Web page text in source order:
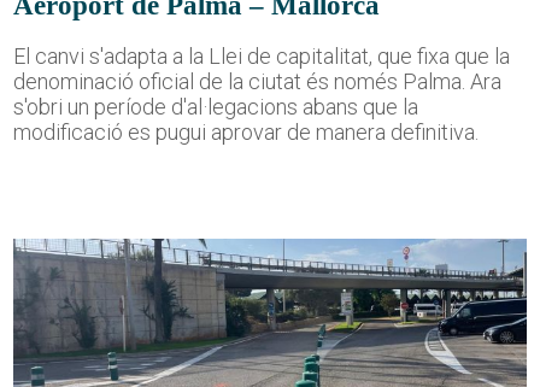
El canvi s'adapta a la Llei de capitalitat, que fixa que la
denominació oficial de la ciutat és només Palma. Ara
s'obri un període d'al·legacions abans que la
modificació es pugui aprovar de manera definitiva.